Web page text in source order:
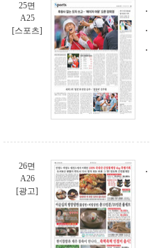
25면
A25
[스포츠]
26면
A26
[광고]